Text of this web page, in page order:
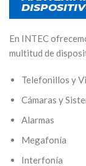
En INTEC
multitud de
Telefonillos y
Cámaras y
Alarmas
Megafonía
Interfonía